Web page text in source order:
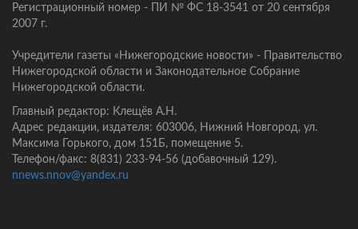
Регистрационный номер - ПИ № ФС 18-3541 от 20 сентября
2007 г.
Учредители газеты «Нижегородские новости» - Правительство
Нижегородской области и Законодательное Собрание
Нижегородской области.
Главный редактор: Клещёв А.Н.
Адрес редакции, издателя: 603006, Нижний Новгород, ул.
Максима Горького, дом 151Б, помещение 5.
Телефон/факс: 8(831) 233-94-56 (добавочный 129).
nnews.nnov@yandex.ru